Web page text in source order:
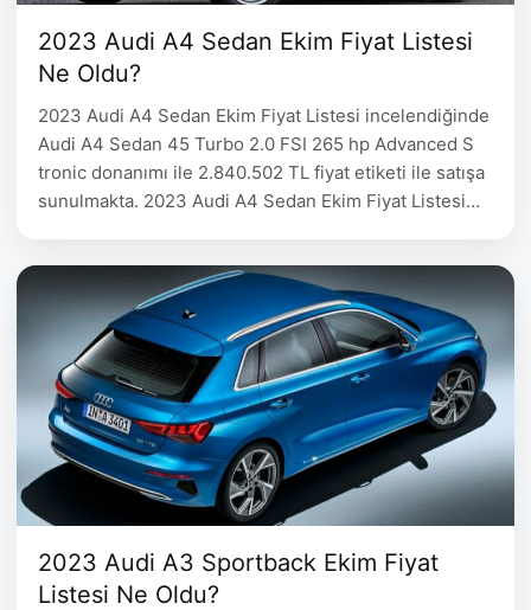
2023 Audi A4 Sedan Ekim Fiyat Listesi
Ne Oldu?
2023 Audi A4 Sedan Ekim Fiyat Listesi incelendiğinde
Audi A4 Sedan 45 Turbo 2.0 FSI 265 hp Advanced S
tronic donanımı ile 2.840.502 TL fiyat etiketi ile satışa
sunulmakta. 2023 Audi A4 Sedan Ekim Fiyat Listesi
cc 265 hp 2.840.502 …
2023 Audi A3 Sportback Ekim Fiyat
Listesi Ne Oldu?